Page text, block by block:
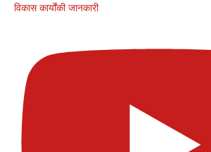
विकास कार्योंकी जानकारी